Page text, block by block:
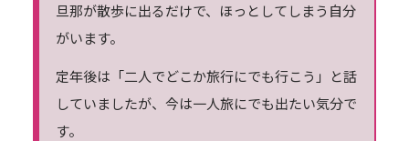
旦那が散歩に出るだけで、ほっとしてしまう自分
がいます。
定年後は「二人でどこか旅行にでも行こう」と話
していましたが、今は一人旅にでも出たい気分で
す。